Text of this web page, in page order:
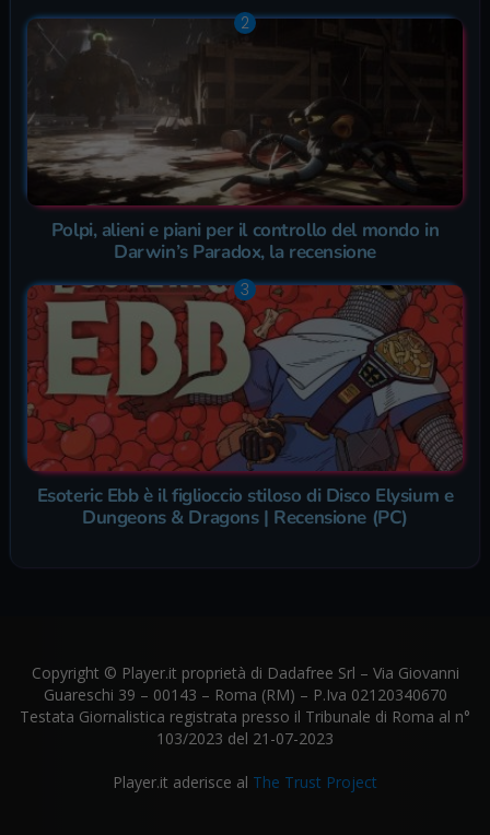
Polpi, alieni e piani per il controllo del mondo in
Darwin’s Paradox, la recensione
Esoteric Ebb è il figlioccio stiloso di Disco Elysium e
Dungeons & Dragons | Recensione (PC)
Copyright © Player.it proprietà di Dadafree Srl – Via Giovanni
Guareschi 39 – 00143 – Roma (RM) – P.Iva 02120340670
Testata Giornalistica registrata presso il Tribunale di Roma al n°
103/2023 del 21-07-2023
Player.it aderisce al The Trust Project